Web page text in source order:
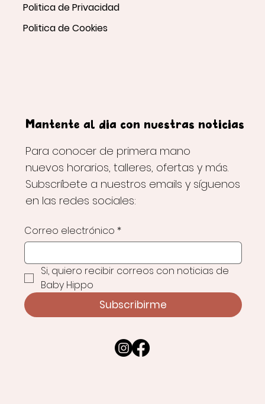
Politica de Privacidad
Politica de Cookies
Mantente al día con nuestras noticias
Para conocer de primera mano
nuevos horarios, talleres, ofertas y más.
Subscríbete a nuestros emails y síguenos
en las redes sociales:
Correo electrónico *
Si, quiero recibir correos con noticias de
Baby Hippo
Subscribirme